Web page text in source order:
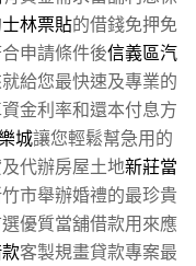
士林票貼的借錢免押免
申請條件後信義區汽
給您最快速及專業的
金利率和還本付息方
城讓您輕鬆幫急用的
代辦房屋土地新莊當
市舉辦婚禮的最珍貴
優質當舖借款用來應
客製規畫貸款專案最